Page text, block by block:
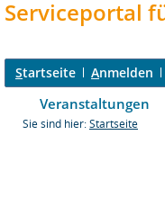
Serviceportal
Startseite Anmelden
Veranstaltungen
Sie sind hier: Startseite